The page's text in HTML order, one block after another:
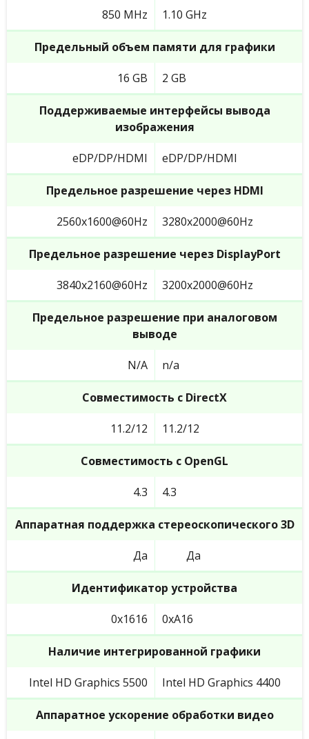
850 MHz 1.10 GHz
Предельный объем памяти для графики
16 GB 2 GB
Поддерживаемые интерфейсы вывода
изображения
eDP/DP/HDMI eDP/DP/HDMI
Предельное разрешение через HDMI
2560x1600@60Hz 3280x2000@60Hz
Предельное разрешение через DisplayPort
3840x2160@60Hz 3200x2000@60Hz
Предельное разрешение при аналоговом
выводе
N/A n/a
Совместимость с DirectX
11.2/12 11.2/12
Совместимость с OpenGL
4.3 4.3
Аппаратная поддержка стереоскопического 3D
Да Да
Идентификатор устройства
0x1616 0xA16
Наличие интегрированной графики
Intel HD Graphics 5500 Intel HD Graphics 4400
Аппаратное ускорение обработки видео